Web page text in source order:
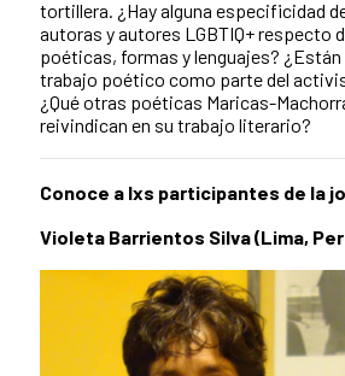
tortillera. ¿Hay alguna especificidad
autoras y autores LGBTIQ+ respecto
poéticas, formas y lenguajes? ¿Están
trabajo poético como parte del
¿Qué otras poéticas Maricas-
reivindican en su trabajo literario?
Conoce a lxs participantes de la
Violeta Barrientos Silva (Lima,